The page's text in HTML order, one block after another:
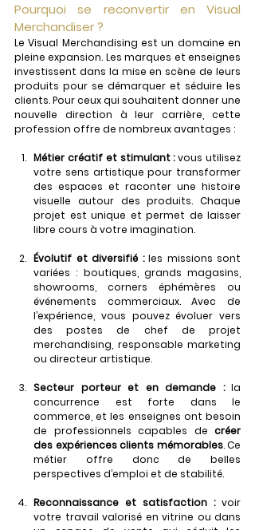
Pourquoi se reconvertir en Visual
Merchandiser ?
Le Visual Merchandising est un domaine en
pleine expansion. Les marques et enseignes
investissent dans la mise en scène de leurs
produits pour se démarquer et séduire les
clients. Pour ceux qui souhaitent donner une
nouvelle direction à leur carrière, cette
profession offre de nombreux avantages :
Métier créatif et stimulant : vous utilisez
votre sens artistique pour transformer
des espaces et raconter une histoire
visuelle autour des produits. Chaque
projet est unique et permet de laisser
libre cours à votre imagination.
Évolutif et diversifié : les missions sont
variées : boutiques, grands magasins,
showrooms, corners éphémères ou
événements commerciaux. Avec de
l’expérience, vous pouvez évoluer vers
des postes de chef de projet
merchandising, responsable marketing
ou directeur artistique.
Secteur porteur et en demande : la
concurrence est forte dans le
commerce, et les enseignes ont besoin
de professionnels capables de créer
des expériences clients mémorables. Ce
métier offre donc de belles
perspectives d’emploi et de stabilité.
Reconnaissance et satisfaction : voir
votre travail valorisé en vitrine ou dans